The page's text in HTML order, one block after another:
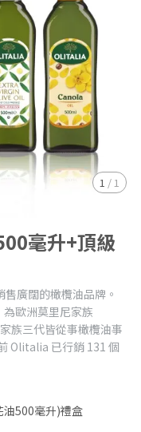
1 / 1
毫升+頂級
廣闊的橄欖油品牌。
歐洲莫里尼家族
族三代皆從事橄欖油事
Olitalia 已行銷 131 個
油500毫升)禮盒